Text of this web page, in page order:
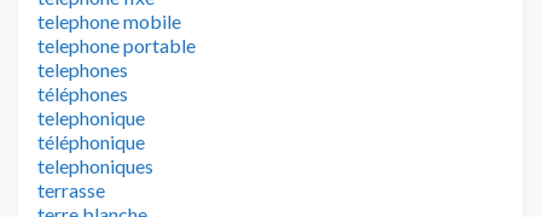
telephone mobile
telephone portable
telephones
téléphones
telephonique
téléphonique
telephoniques
terrasse